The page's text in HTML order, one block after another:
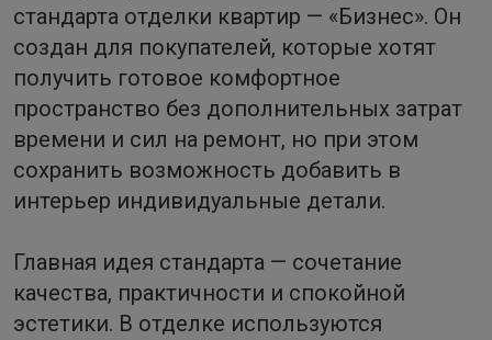
стандарта отделки квартир — «Бизнес». Он
создан для покупателей, которые хотят
получить готовое комфортное
пространство без дополнительных затрат
времени и сил на ремонт, но при этом
сохранить возможность добавить в
интерьер индивидуальные детали.
Главная идея стандарта — сочетание
качества, практичности и спокойной
эстетики. В отделке используются